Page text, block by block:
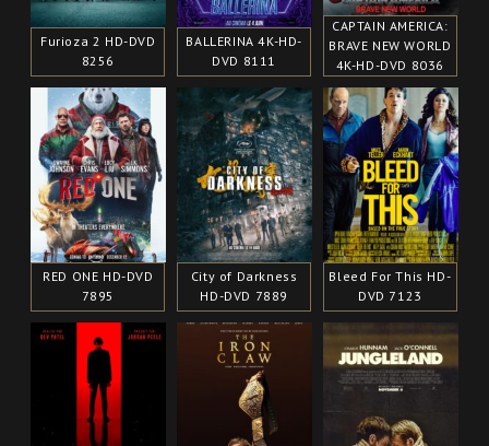
Furioza 2 HD-DVD
8256
BALLERINA 4K-HD-
DVD 8111
CAPTAIN AMERICA:
BRAVE NEW WORLD
4K-HD-DVD 8036
RED ONE HD-DVD
7895
City of Darkness
HD-DVD 7889
Bleed For This HD-
DVD 7123